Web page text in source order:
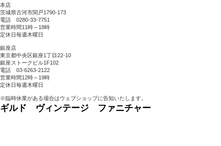
本店
茨城県古河市関戸1790-173
電話 0280-33-7751
営業時間11時～18時
定休日毎週木曜日
銀座店
東京都中央区銀座1丁目22-10
銀座ストークビル1F102
電話 03-6263-2122
営業時間12時～19時
定休日毎週木曜日
※臨時休業がある場合はウェブショップに告知いたします。
ギルド ヴィンテージ ファニチャー